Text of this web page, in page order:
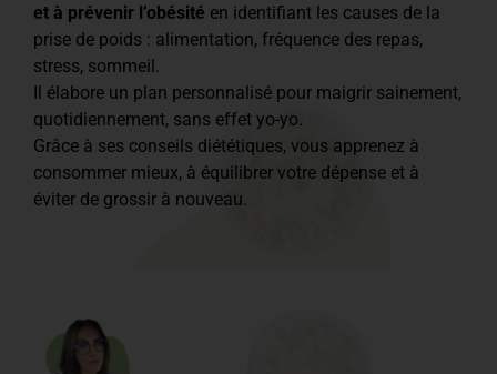
et à prévenir l’obésité en identifiant les causes de la
prise de poids : alimentation, fréquence des repas,
stress, sommeil.
Il élabore un plan personnalisé pour maigrir sainement,
quotidiennement, sans effet yo-yo.
Grâce à ses conseils diététiques, vous apprenez à
consommer mieux, à équilibrer votre dépense et à
éviter de grossir à nouveau.